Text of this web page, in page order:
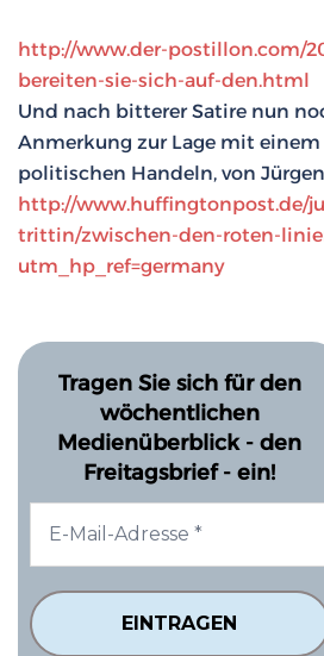
http://www.der-postillon.com/
bereiten-sie-sich-auf-den.html
Und nach bitterer Satire nun
Anmerkung zur Lage mit einem
politischen Handeln, von
http://www.huffingtonpost.de/
trittin/zwischen-den-roten-
utm_hp_ref=germany
Tragen Sie sich für den
wöchentlichen
Medienüberblick - den
Freitagsbrief - ein!